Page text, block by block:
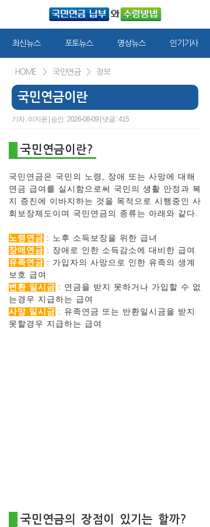
최신뉴스 포토뉴스 영상뉴스 인기기사
HOME > 국민연금 > 정보
국민연금이란
기자 : 이지윤 | 승인 : 2026-08-09 | 댓글 : 415
국민연금이란?
국민연금은 국민의 노령, 장애 또는 사망에 대해
연금 급여를 실시함으로써 국민의 생활 안정과 복
지 증진에 이바지하는 것을 목적으로 시행중인 사
회보장제도이며 국민연금의 종류는 아래와 같다.
노령연금 : 노후 소득보장을 위한 급녀
장애연금 : 장애로 인한 소득감소에 대비한 급여
유족연금 : 가입자의 사망으로 인한 유족의 생계
보호 급여
변환 일시금 : 연금을 받지 못하거나 가입할 수 없
는경우 지급하는 급여
사망 일시금 : 유족연금 또는 반환일시금을 받지
못할경우 지급하는 급여
국민연금의 장점이 있기는 할까?